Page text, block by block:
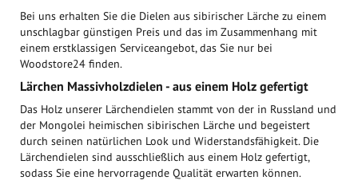
Bei uns erhalten Sie die Dielen aus sibirischer Lärche zu einem
unschlagbar günstigen Preis und das im Zusammenhang mit
einem erstklassigen Serviceangebot, das Sie nur bei
Woodstore24 finden.
Lärchen Massivholzdielen - aus einem Holz gefertigt
Das Holz unserer Lärchendielen stammt von der in Russland und
der Mongolei heimischen sibirischen Lärche und begeistert
durch seinen natürlichen Look und Widerstandsfähigkeit. Die
Lärchendielen sind ausschließlich aus einem Holz gefertigt,
sodass Sie eine hervorragende Qualität erwarten können.